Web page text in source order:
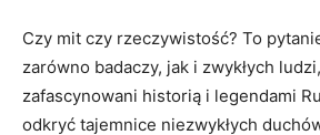
Czy mit czy rzeczywistość? To
zarówno badaczy,‍ jak i zwykłych
zafascynowani ⁢historią ​i ‌legendami
odkryć tajemnice niezwykłych